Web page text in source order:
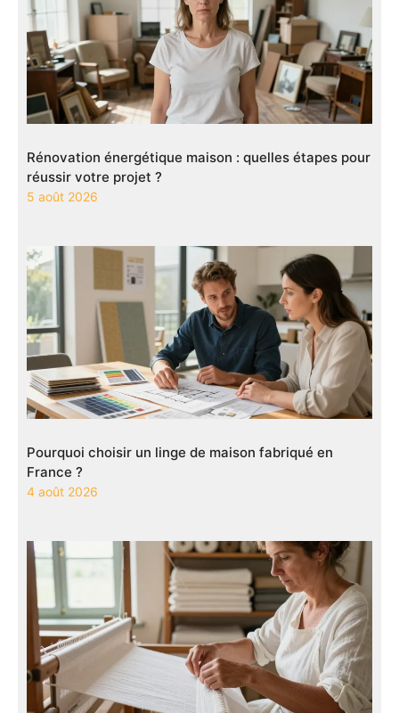
Rénovation énergétique maison : quelles étapes pour
réussir votre projet ?
5 août 2026
Pourquoi choisir un linge de maison fabriqué en
France ?
4 août 2026